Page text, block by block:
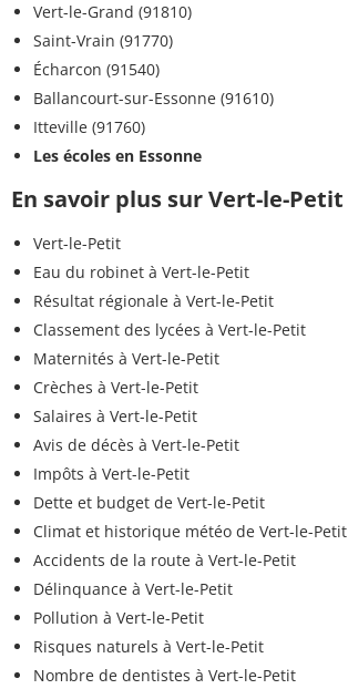
Vert-le-Grand (91810)
Saint-Vrain (91770)
Écharcon (91540)
Ballancourt-sur-Essonne (91610)
Itteville (91760)
Les écoles en Essonne
En savoir plus sur Vert-le-Petit
Vert-le-Petit
Eau du robinet à Vert-le-Petit
Résultat régionale à Vert-le-Petit
Classement des lycées à Vert-le-Petit
Maternités à Vert-le-Petit
Crèches à Vert-le-Petit
Salaires à Vert-le-Petit
Avis de décès à Vert-le-Petit
Impôts à Vert-le-Petit
Dette et budget de Vert-le-Petit
Climat et historique météo de Vert-le-Petit
Accidents de la route à Vert-le-Petit
Délinquance à Vert-le-Petit
Pollution à Vert-le-Petit
Risques naturels à Vert-le-Petit
Nombre de dentistes à Vert-le-Petit